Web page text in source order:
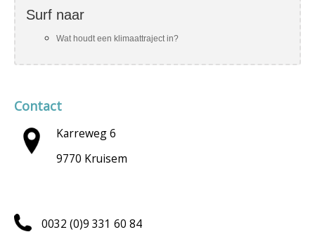
Surf naar
Wat houdt een klimaattraject in?
Contact
Karreweg 6
9770 Kruisem
0032 (0)9 331 60 84